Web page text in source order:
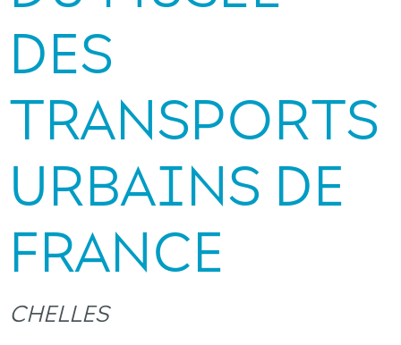
DES
TRANSPORTS
URBAINS DE
FRANCE
CHELLES